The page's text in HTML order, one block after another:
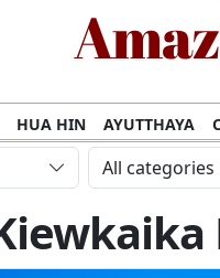
HUA HIN AYUTTHAYA
KHO SAMUI PHANG NGA
SAMET UDON THANI
LOEI BURIRAM SURIN
NAKHON TAK
All categories